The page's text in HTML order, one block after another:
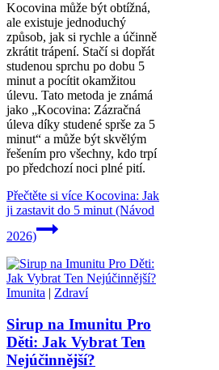
Kocovina může být obtížná,
ale existuje jednoduchý
způsob, jak si rychle a účinně
zkrátit trápení. Stačí si dopřát
studenou sprchu po dobu 5
minut a pocítit okamžitou
úlevu. Tato metoda je známá
jako „Kocovina: Zázračná
úleva díky studené sprše za 5
minut“ a může být skvělým
řešením pro všechny, kdo trpí
po předchozí noci plné pití.
Přečtěte si více Kocovina: Jak
ji zastavit do 5 minut (Návod
2026)
Imunita | Zdraví
Sirup na Imunitu Pro
Děti: Jak Vybrat Ten
Nejúčinnější?